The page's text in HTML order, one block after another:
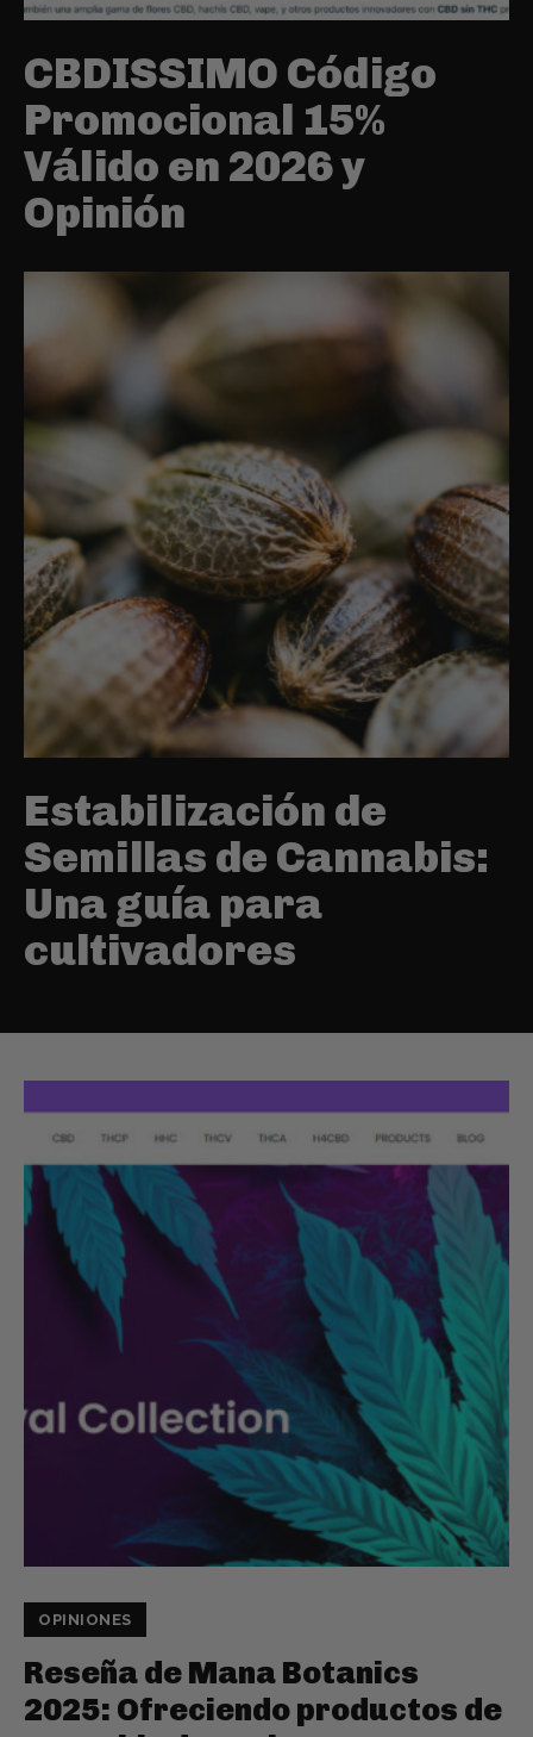
CBDISSIMO Código
Promocional 15%
Válido en 2026 y
Opinión
Estabilización de
Semillas de Cannabis:
Una guía para
cultivadores
OPINIONES
Reseña de Mana Botanics
2025: Ofreciendo productos de